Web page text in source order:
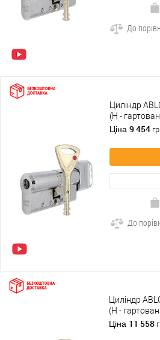
До
Циліндр
(H -
полірований
Ціна 9 454
До
Циліндр
(H -
полірований
Ціна 11 558